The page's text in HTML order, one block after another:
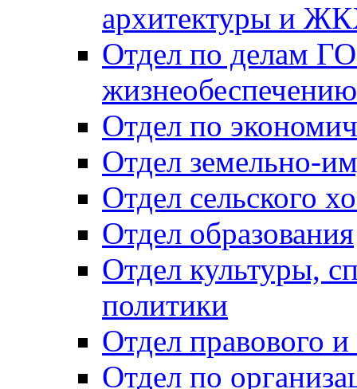
архитектуры и
Отдел по делам
Отдел по
Отдел земельно-
Отдел сельского
Отдел образования
Отдел культуры,
политики
Отдел правового
Отдел по